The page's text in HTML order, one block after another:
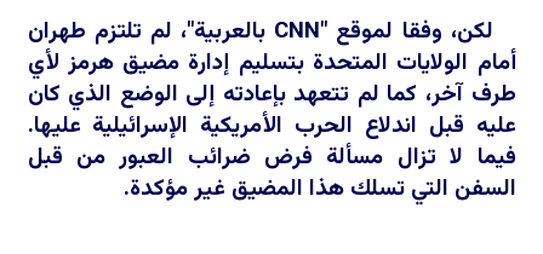
لكن، وفقا لموقع "CNN بالعربية"، لم تلتزم طهران
أمام الولايات المتحدة بتسليم إدارة مضيق هرمز لأي
طرف آخر، كما لم تتعهد بإعادته إلى الوضع الذي كان
عليه قبل اندلاع الحرب الأمريكية الإسرائيلية عليها.
فيما لا تزال مسألة فرض ضرائب العبور من قبل
السفن التي تسلك هذا المضيق غير مؤكدة.